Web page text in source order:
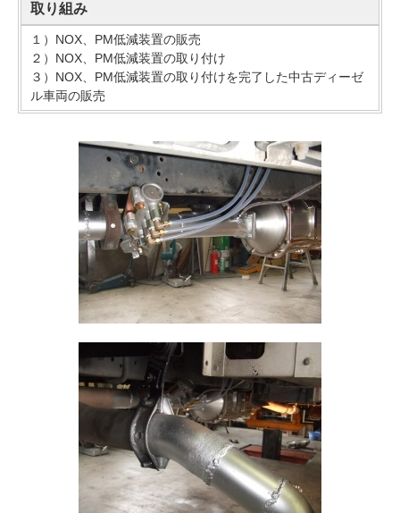
取り組み
１）NOX、PM低減装置の販売
２）NOX、PM低減装置の取り付け
３）NOX、PM低減装置の取り付けを完了した中古ディーゼ
ル車両の販売